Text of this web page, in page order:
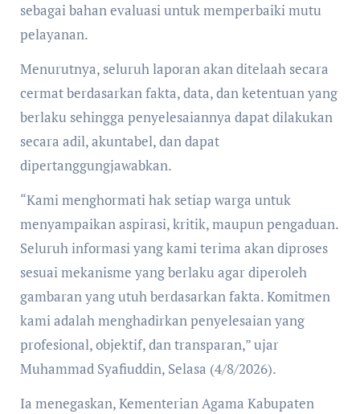
sebagai bahan evaluasi untuk memperbaiki mutu
pelayanan.
Menurutnya, seluruh laporan akan ditelaah secara
cermat berdasarkan fakta, data, dan ketentuan yang
berlaku sehingga penyelesaiannya dapat dilakukan
secara adil, akuntabel, dan dapat
dipertanggungjawabkan.
“Kami menghormati hak setiap warga untuk
menyampaikan aspirasi, kritik, maupun pengaduan.
Seluruh informasi yang kami terima akan diproses
sesuai mekanisme yang berlaku agar diperoleh
gambaran yang utuh berdasarkan fakta. Komitmen
kami adalah menghadirkan penyelesaian yang
profesional, objektif, dan transparan,” ujar
Muhammad Syafiuddin, Selasa (4/8/2026).
Ia menegaskan, Kementerian Agama Kabupaten